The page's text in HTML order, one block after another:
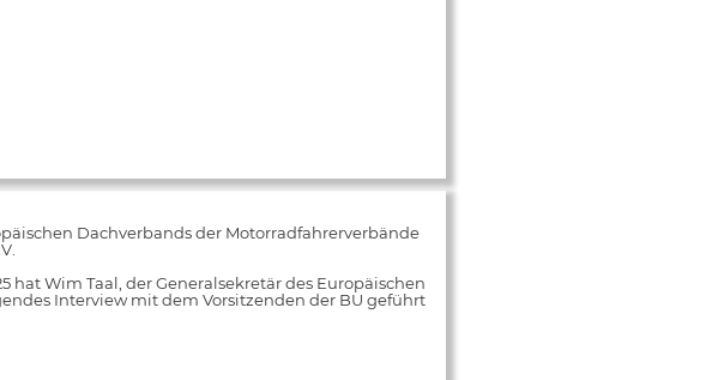
Dachverbands der Motorradfahrerverbände
hat Wim Taal, der Generalsekretär des Europäischen
Interview mit dem Vorsitzenden der BU geführt